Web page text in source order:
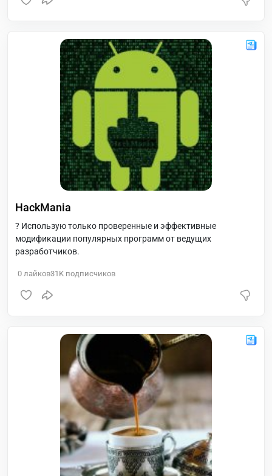
HackMania
? Использую только проверенные и эффективные
модификации популярных программ от ведущих
разработчиков.
0 лайков31K подписчиков